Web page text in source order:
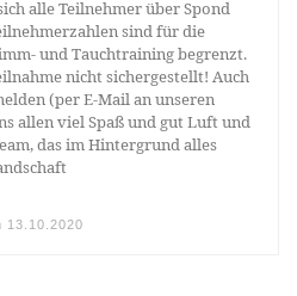
alle Teilnehmer über Spond
sind für die
und Tauchtraining begrenzt.
nicht sichergestellt! Auch
(per E-Mail an unseren
allen viel Spaß und gut Luft und
das im Hintergrund alles
13.10.2020